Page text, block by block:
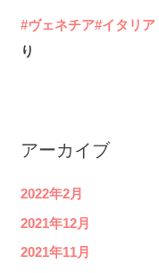
#ヴェネチア#イタリア
り
アーカイブ
2022年2月
2021年12月
2021年11月